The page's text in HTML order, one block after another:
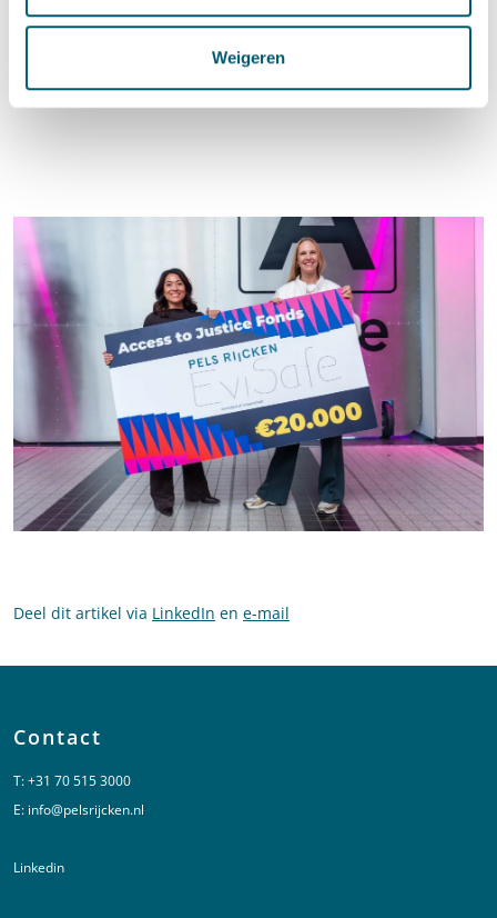
Weigeren
Deel dit artikel via LinkedIn en e-mail
Contact
T:+31 70 515 3000
E: info@pelsrijcken.nl
Linkedin